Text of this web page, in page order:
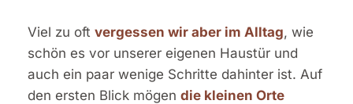
Viel zu oft vergessen wir aber im Alltag, wie
schön es vor unserer eigenen Haustür und
auch ein paar wenige Schritte dahinter ist. Auf
den ersten Blick mögen die kleinen Orte